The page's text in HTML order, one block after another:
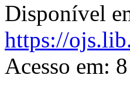
Disponível
https://
Acesso em: